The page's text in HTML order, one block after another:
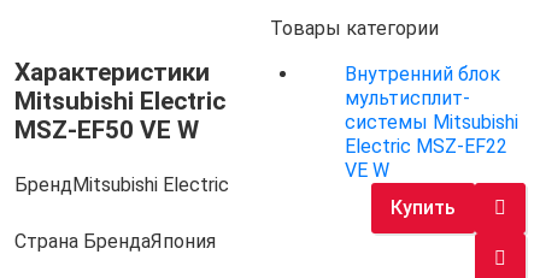
Характеристики
Mitsubishi Electric
MSZ-EF50 VE W
БрендMitsubishi Electric
Страна БрендаЯпония
Товары категории
Внутренний блок
мультисплит-
системы Mitsubishi
Electric MSZ-EF22
VE W
Купить